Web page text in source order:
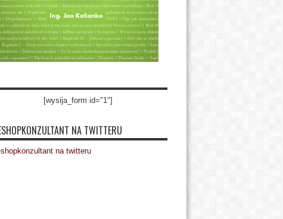
[wysija_form id="1"]
NA TWITTERU
na twitteru